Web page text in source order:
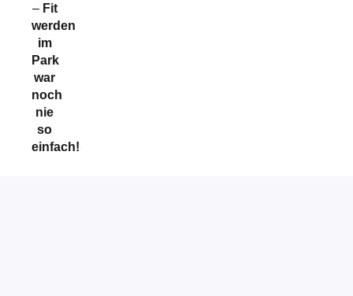
– Fit
werden
im
Park
war
noch
nie
so
einfach!